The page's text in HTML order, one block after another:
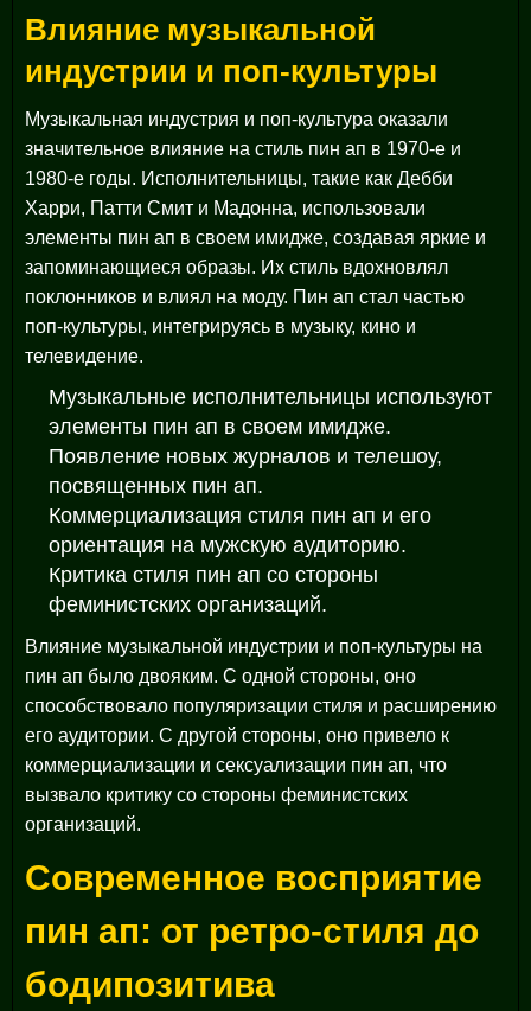
Влияние музыкальной
индустрии и поп-культуры
Музыкальная индустрия и поп-культура оказали
значительное влияние на стиль пин ап в 1970-е и
1980-е годы. Исполнительницы, такие как Дебби
Харри, Патти Смит и Мадонна, использовали
элементы пин ап в своем имидже, создавая яркие и
запоминающиеся образы. Их стиль вдохновлял
поклонников и влиял на моду. Пин ап стал частью
поп-культуры, интегрируясь в музыку, кино и
телевидение.
Музыкальные исполнительницы используют
элементы пин ап в своем имидже.
Появление новых журналов и телешоу,
посвященных пин ап.
Коммерциализация стиля пин ап и его
ориентация на мужскую аудиторию.
Критика стиля пин ап со стороны
феминистских организаций.
Влияние музыкальной индустрии и поп-культуры на
пин ап было двояким. С одной стороны, оно
способствовало популяризации стиля и расширению
его аудитории. С другой стороны, оно привело к
коммерциализации и сексуализации пин ап, что
вызвало критику со стороны феминистских
организаций.
Современное восприятие
пин ап: от ретро-стиля до
бодипозитива